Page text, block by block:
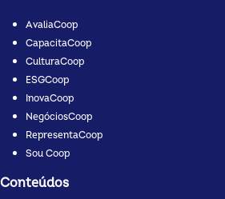
AvaliaCoop
CapacitaCoop
CulturaCoop
ESGCoop
InovaCoop
NegóciosCoop
RepresentaCoop
Sou Coop
Conteúdos